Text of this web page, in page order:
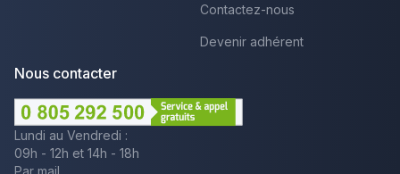
Contactez-nous
Devenir adhérent
Nous contacter
Lundi au Vendredi :
09h - 12h et 14h - 18h
Par mail